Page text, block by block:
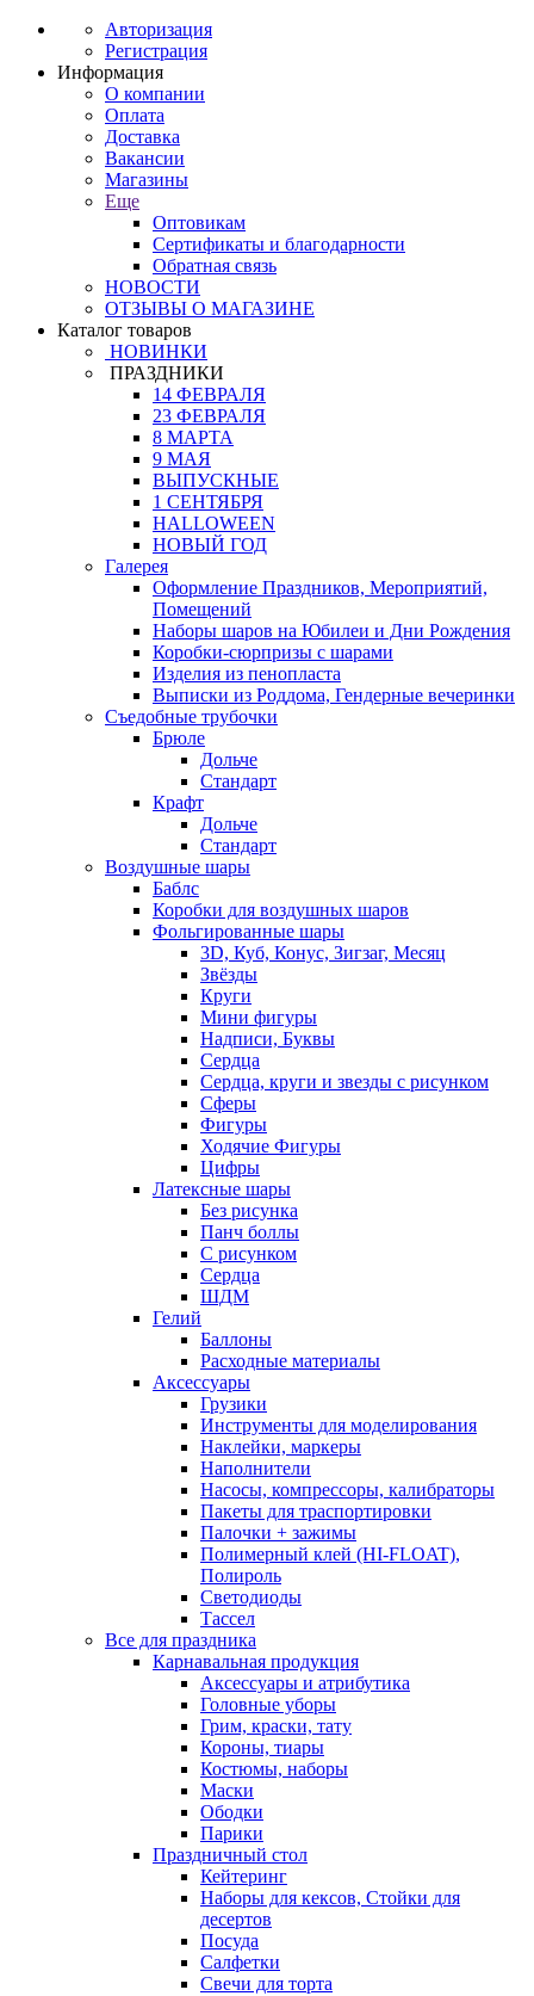
Авторизация
Регистрация
Информация
О компании
Оплата
Доставка
Вакансии
Магазины
Еще
Оптовикам
Сертификаты и благодарности
Обратная связь
НОВОСТИ
ОТЗЫВЫ О МАГАЗИНЕ
Каталог товаров
НОВИНКИ
ПРАЗДНИКИ
14 ФЕВРАЛЯ
23 ФЕВРАЛЯ
8 МАРТА
9 МАЯ
ВЫПУСКНЫЕ
1 СЕНТЯБРЯ
HALLOWEEN
НОВЫЙ ГОД
Галерея
Оформление Праздников, Мероприятий,
Помещений
Наборы шаров на Юбилеи и Дни Рождения
Коробки-сюрпризы с шарами
Изделия из пенопласта
Выписки из Роддома, Гендерные вечеринки
Съедобные трубочки
Брюле
Дольче
Стандарт
Крафт
Дольче
Стандарт
Воздушные шары
Баблс
Коробки для воздушных шаров
Фольгированные шары
3D, Куб, Конус, Зигзаг, Месяц
Звёзды
Круги
Мини фигуры
Надписи, Буквы
Сердца
Сердца, круги и звезды с рисунком
Сферы
Фигуры
Ходячие Фигуры
Цифры
Латексные шары
Без рисунка
Панч боллы
С рисунком
Сердца
ШДМ
Гелий
Баллоны
Расходные материалы
Аксессуары
Грузики
Инструменты для моделирования
Наклейки, маркеры
Наполнители
Насосы, компрессоры, калибраторы
Пакеты для траспортировки
Палочки + зажимы
Полимерный клей (HI-FLOAT),
Полироль
Светодиоды
Тассел
Все для праздника
Карнавальная продукция
Аксессуары и атрибутика
Головные уборы
Грим, краски, тату
Короны, тиары
Костюмы, наборы
Маски
Ободки
Парики
Праздничный стол
Кейтеринг
Наборы для кексов, Стойки для
десертов
Посуда
Салфетки
Свечи для торта